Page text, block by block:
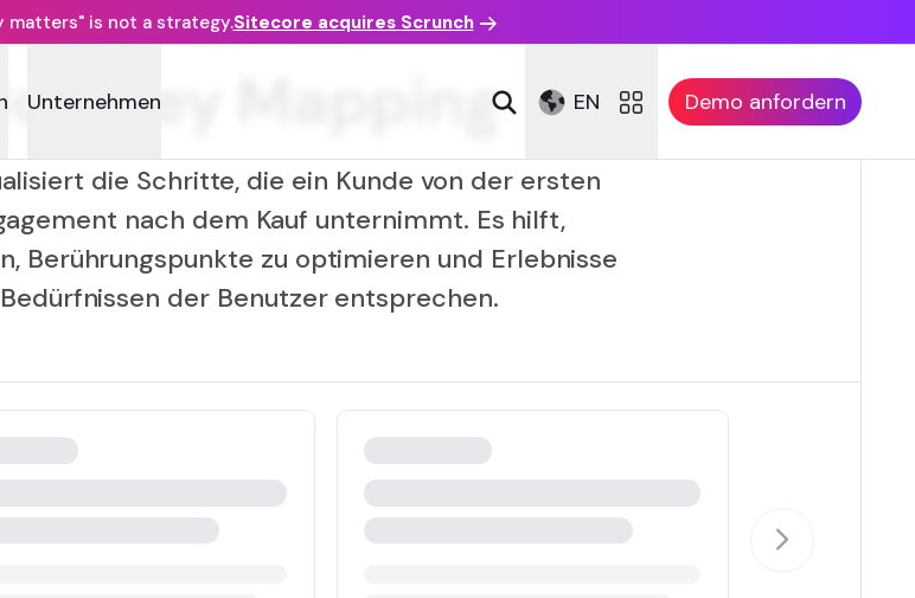
matters" is not a strategy.Sitecore acquires Scrunch
Unternehmen EN Demo anfordern
Mapping
die Schritte, die ein Kunde von der ersten
nach dem Kauf unternimmt. Es hilft,
Berührungspunkte zu optimieren und Erlebnisse
der Benutzer entsprechen.